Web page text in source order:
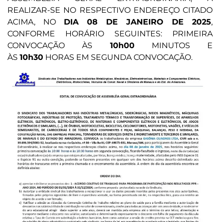
REALIZAR-SE NO RESPECTIVO ENDEREÇO CITADO
ACIMA, NO DIA 08 DE JANEIRO DE 2025,
CONFORME HORÁRIO SEGUINTES: PRIMEIRA
CONVOCAÇÃO ÀS 10h00MINUTOS E
ÀS 10h30 HORAS EM SEGUNDA CONVOCAÇÃO.